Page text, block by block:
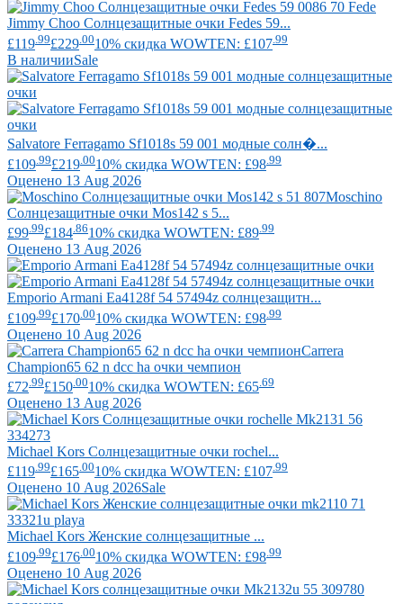
Jimmy Choo Солнцезащитные очки Fedes 59...
£119 .99£229 .0010% скидка WOWTEN: £107 .99
В наличииSale
Salvatore Ferragamo Sf1018s 59 001 модные солн�...
£109 .99£219 .0010% скидка WOWTEN: £98 .99
Оценено 13 Aug 2026
Moschino
Солнцезащитные очки Mos142 s 5...
£99 .99£184 .8610% скидка WOWTEN: £89 .99
Оценено 13 Aug 2026
Emporio Armani Ea4128f 54 57494z солнцезащитн...
£109 .99£170 .0010% скидка WOWTEN: £98 .99
Оценено 10 Aug 2026
Carrera
Champion65 62 n dcc ha очки чемпион
£72 .99£150 .0010% скидка WOWTEN: £65 .69
Оценено 13 Aug 2026
Michael Kors Солнцезащитные очки rochel...
£119 .99£165 .0010% скидка WOWTEN: £107 .99
Оценено 10 Aug 2026Sale
Michael Kors Женские солнцезащитные ...
£109 .99£176 .0010% скидка WOWTEN: £98 .99
Оценено 10 Aug 2026